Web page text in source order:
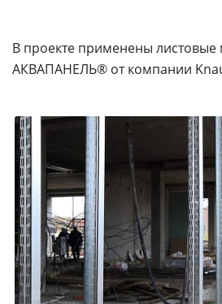
В проекте применены листовые
АКВАПАНЕЛЬ® от компании